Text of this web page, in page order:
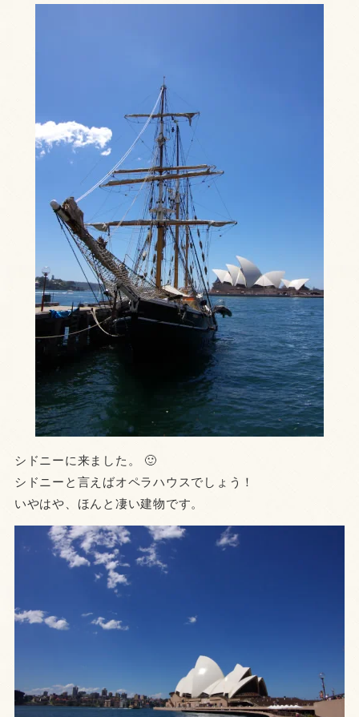
シドニーに来ました。 🙂
シドニーと言えばオペラハウスでしょう！
いやはや、ほんと凄い建物です。